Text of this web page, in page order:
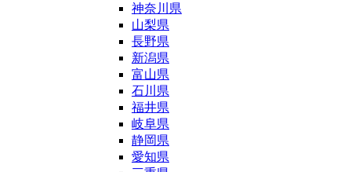
神奈川県
山梨県
長野県
新潟県
富山県
石川県
福井県
岐阜県
静岡県
愛知県